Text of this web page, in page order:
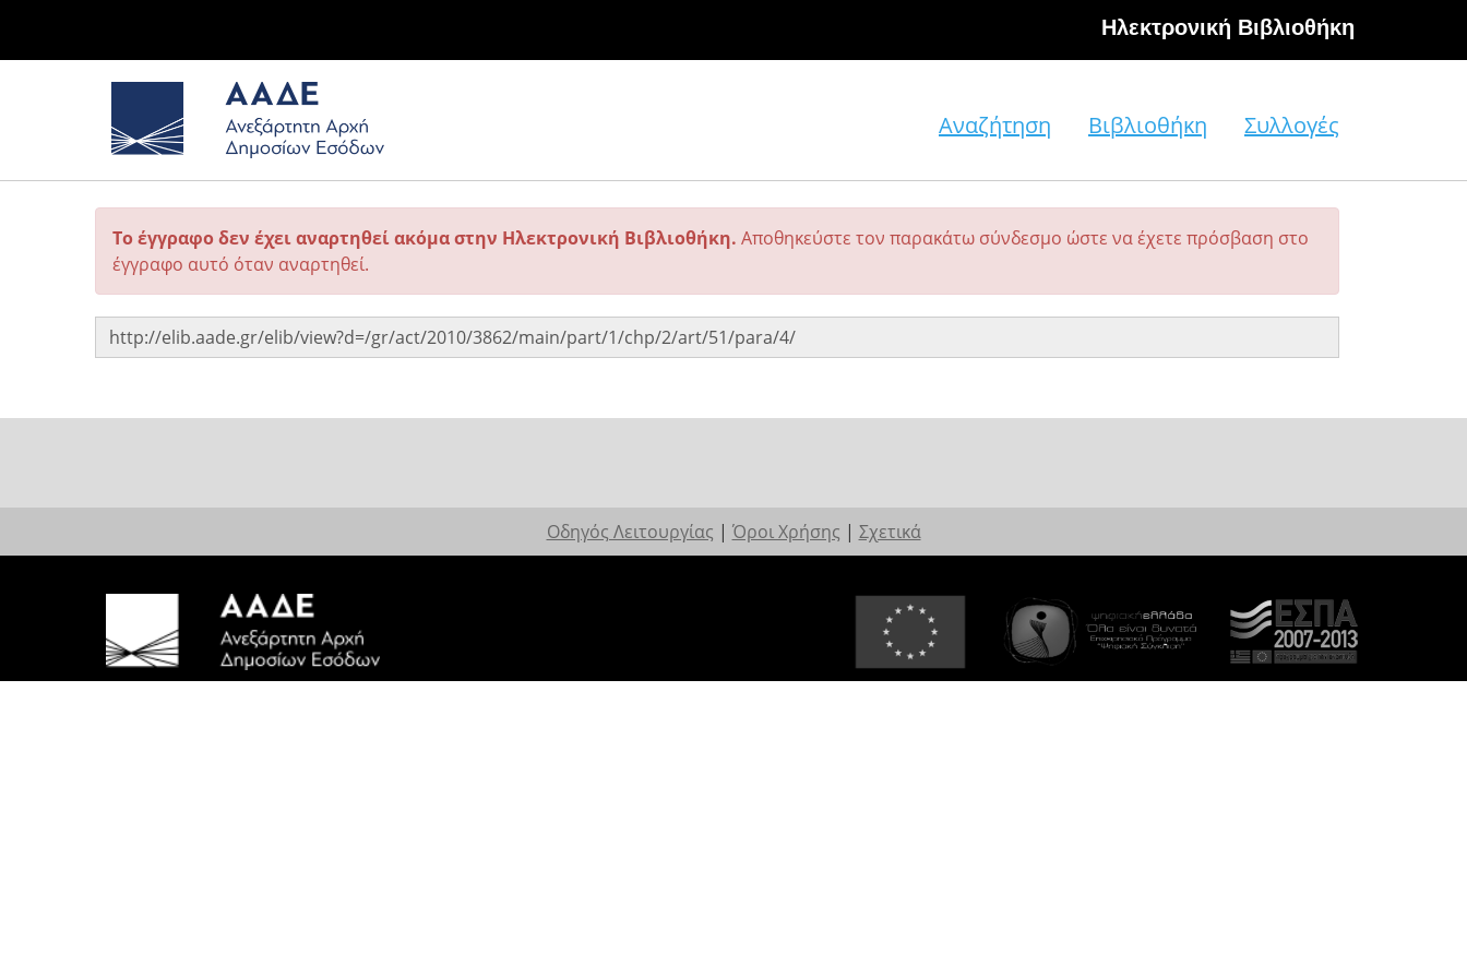
Hλεκτρονική Βιβλιοθήκη
Αναζήτηση Βιβλιοθήκη Συλλογές
Το έγγραφο δεν έχει αναρτηθεί ακόμα στην Ηλεκτρονική Βιβλιοθήκη. Αποθηκεύστε τον παρακάτω σύνδεσμο ώστε να έχετε πρόσβαση στο
έγγραφο αυτό όταν αναρτηθεί.
Οδηγός Λειτουργίας | Όροι Χρήσης | Σχετικά